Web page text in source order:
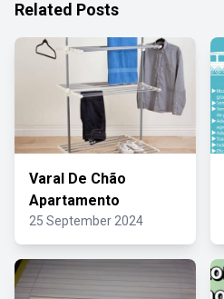
Related Posts
Varal De Chão
Apartamento
25 September 2024